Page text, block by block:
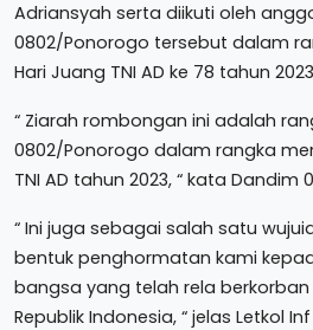
Adriansyah serta diikuti oleh
0802/Ponorogo tersebut dalam
Hari Juang TNI AD ke 78 tahun
“ Ziarah rombongan ini adalah
0802/Ponorogo dalam rangka
TNI AD tahun 2023, “ kata Dandim
“ Ini juga sebagai salah satu
bentuk penghormatan kami
bangsa yang telah rela
Republik Indonesia, “ jelas Letkol